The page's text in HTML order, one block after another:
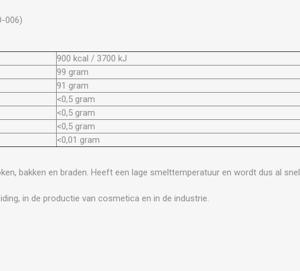
006)
900 kcal / 3700 kJ
99 gram
91 gram
<0,5 gram
<0,5 gram
<0,5 gram
<0,01 gram
bakken en braden. Heeft een lage smelttemperatuur en wordt dus al snel
in de productie van cosmetica en in de industrie.